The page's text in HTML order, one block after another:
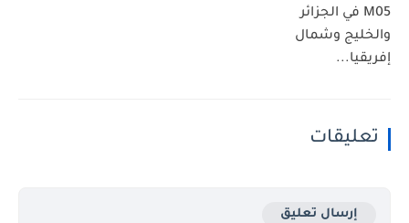
M05 في الجزائر
والخليج وشمال
إفريقيا...
تعليقات
إرسال تعليق